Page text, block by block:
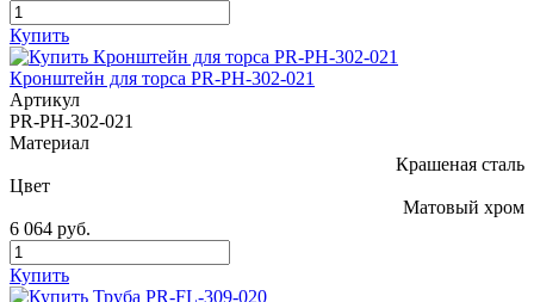
Купить
Кронштейн для торса PR-PH-302-021
Артикул
PR-PH-302-021
Материал
Крашеная сталь
Цвет
Матовый хром
6 064 руб.
Купить